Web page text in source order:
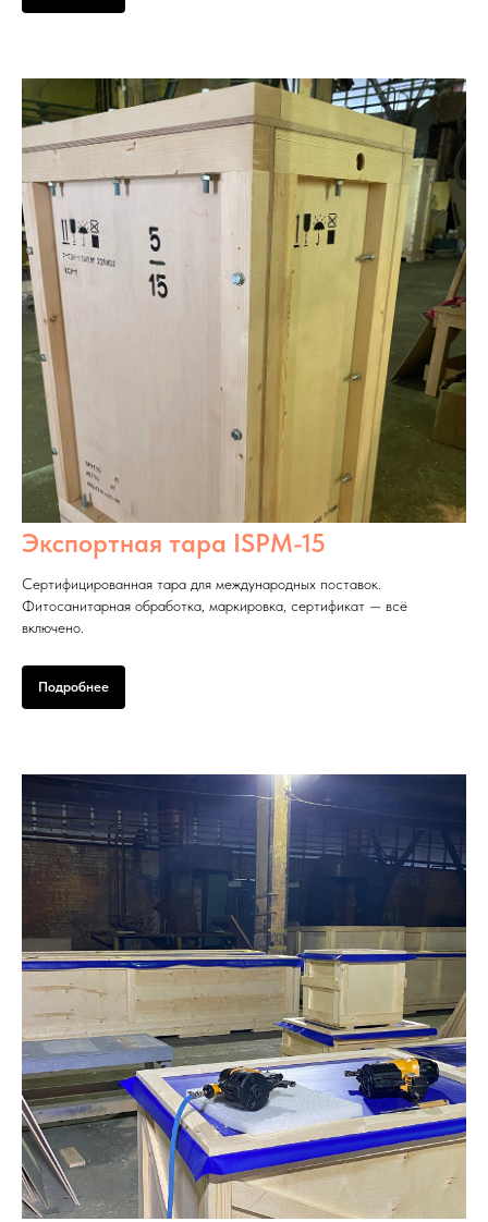
Экспортная тара ISPM-15
Сертифицированная тара для международных поставок.
Фитосанитарная обработка, маркировка, сертификат — всё
включено.
Подробнее